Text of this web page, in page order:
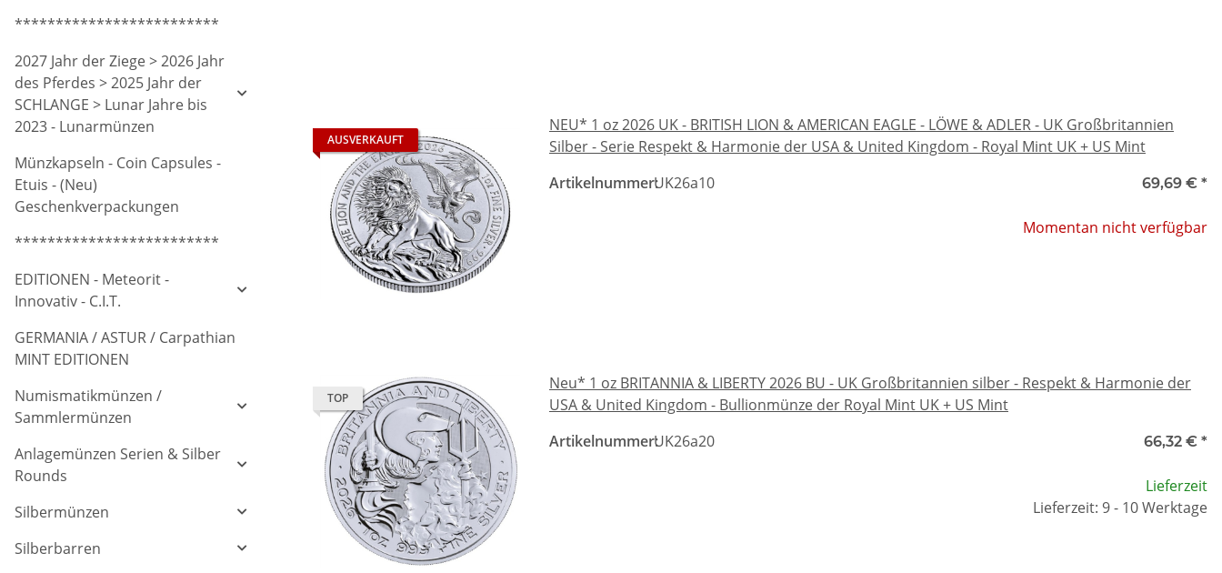
AUSVERKAUFT
NEU* 1 oz 2026 UK - BRITISH LION & AMERICAN EAGLE - LÖWE & ADLER - UK Großbritannien
Silber - Serie Respekt & Harmonie der USA & United Kingdom - Royal Mint UK + US Mint
Artikelnummer:UK26a10 69,69 € *
Momentan nicht verfügbar
TOP
Neu* 1 oz BRITANNIA & LIBERTY 2026 BU - UK Großbritannien silber - Respekt & Harmonie der
USA & United Kingdom - Bullionmünze der Royal Mint UK + US Mint
Artikelnummer:UK26a20 66,32 € *
Lieferzeit
Lieferzeit: 9 - 10 Werktage
*************************
2027 Jahr der Ziege > 2026 Jahr
des Pferdes > 2025 Jahr der
SCHLANGE > Lunar Jahre bis
2023 - Lunarmünzen
Münzkapseln - Coin Capsules -
Etuis - (Neu)
Geschenkverpackungen
*************************
EDITIONEN - Meteorit -
Innovativ - C.I.T.
GERMANIA / ASTUR / Carpathian
MINT EDITIONEN
Numismatikmünzen /
Sammlermünzen
Anlagemünzen Serien & Silber
Rounds
Silbermünzen
Silberbarren